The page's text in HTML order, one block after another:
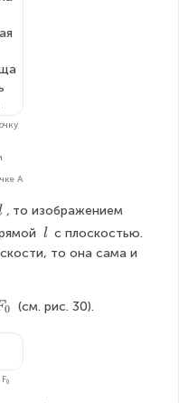
A
, то изображением
\
l с плоскостью.
то она сама и
0 (см. рис. 30).